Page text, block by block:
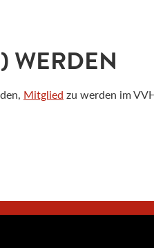
WERDEN
Mitglied zu werden im